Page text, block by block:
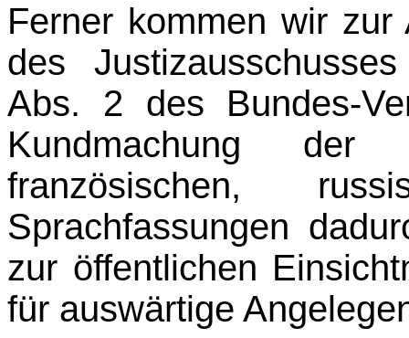
Ferner kommen wir
des
Abs. 2 des Bundes-
Kundmachung der
französischen,
Sprachfassungen
zur öffentlichen
für auswärtige